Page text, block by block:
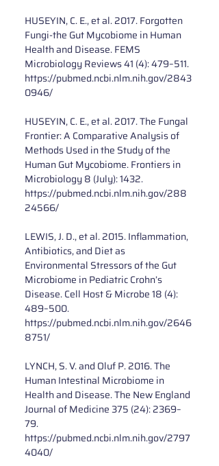
HUSEYIN, C. E., et al. 2017. Forgotten
Fungi-the Gut Mycobiome in Human
Health and Disease. FEMS
Microbiology Reviews 41 (4): 479–511.
https://pubmed.ncbi.nlm.nih.gov/2843
0946/
HUSEYIN, C. E., et al. 2017. The Fungal
Frontier: A Comparative Analysis of
Methods Used in the Study of the
Human Gut Mycobiome. Frontiers in
Microbiology 8 (July): 1432.
https://pubmed.ncbi.nlm.nih.gov/288
24566/
LEWIS, J. D., et al. 2015. Inflammation,
Antibiotics, and Diet as
Environmental Stressors of the Gut
Microbiome in Pediatric Crohn’s
Disease. Cell Host & Microbe 18 (4):
489–500.
https://pubmed.ncbi.nlm.nih.gov/2646
8751/
LYNCH, S. V. and Oluf P. 2016. The
Human Intestinal Microbiome in
Health and Disease. The New England
Journal of Medicine 375 (24): 2369–
79.
https://pubmed.ncbi.nlm.nih.gov/2797
4040/